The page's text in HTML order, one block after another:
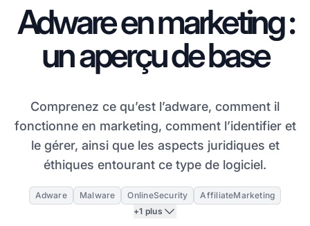
Adware en marketing :
un aperçu de base
Comprenez ce qu’est l’adware, comment il
fonctionne en marketing, comment l’identifier et
le gérer, ainsi que les aspects juridiques et
éthiques entourant ce type de logiciel.
Adware Malware OnlineSecurity
AffiliateMarketing
+1 plus